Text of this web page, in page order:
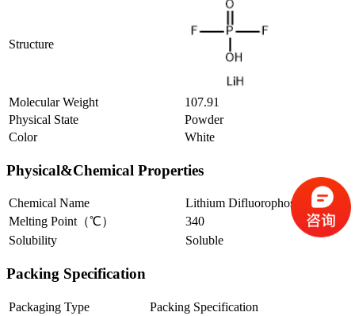
Structure
Molecular Weight
107.91
Physical State
Powder
Color
White
Physical&Chemical Properties
Chemical Name
Lithium Difluorophosphate
Melting Point（℃）
340
Solubility
Soluble
Packing Specification
Packaging Type
Packing Specification